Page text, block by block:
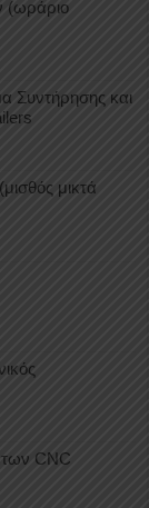
(ωράριο
Συντήρησης και
μικτά
CNC